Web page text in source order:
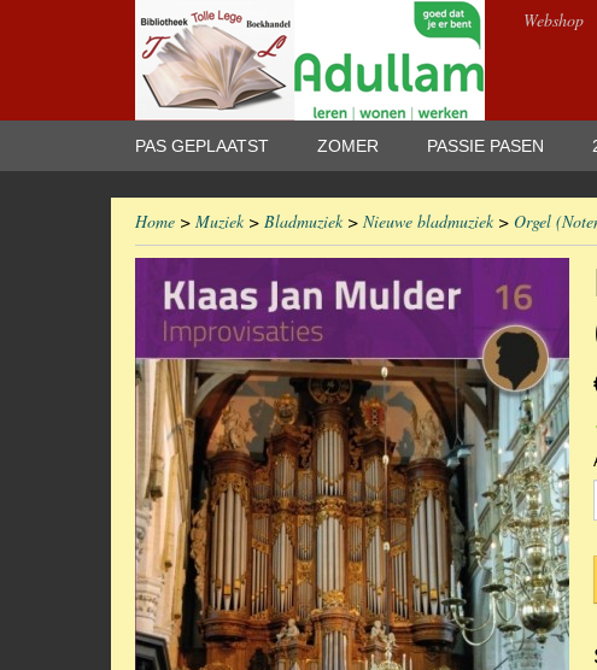
Webshop
PAS GEPLAATST ZOMER PASSIE PASEN
Home > Muziek> Bladmuziek> Nieuwe bladmuziek> Orgel